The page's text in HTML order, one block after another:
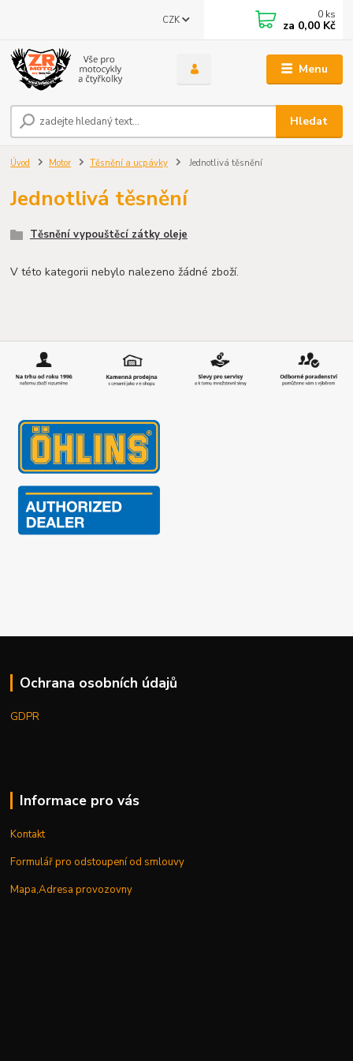
Menu
CZK
Hledat
0 ks
za 0,00 Kč
Úvod Motor Těsnění a ucpávky Jednotlivá těsnění
Jednotlivá těsnění
Těsnění vypouštěcí zátky oleje
V této kategorii nebylo nalezeno žádné zboží.
Ochrana osobních údajů
GDPR
Informace pro vás
Kontakt
Formulář pro odstoupení od smlouvy
Mapa,Adresa provozovny